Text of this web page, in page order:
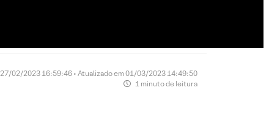
27/02/2023 16:59:46 • Atualizado em 01/03/2023 14:49:50
1 minuto de leitura